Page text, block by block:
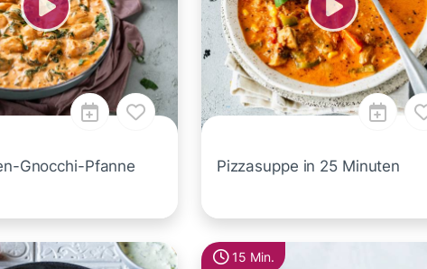
Gnocchi-Pfanne Pizzasuppe in 25 Minuten
15 Min.